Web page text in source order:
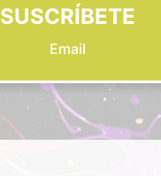
SUSCRÍBETE
Email